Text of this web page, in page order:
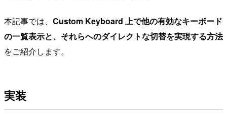
本記事では、 Custom Keyboard 上で他の有効なキーボード
の一覧表示と、それらへのダイレクトな切替を実現する方法
をご紹介します。
実装